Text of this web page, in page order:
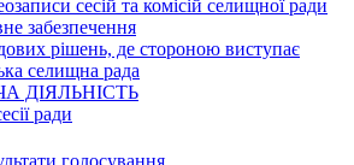
сесій та комісій селищної ради
забезпечення
рішень, де стороною виступає
селищна рада
ДІЯЛЬНІСТЬ
ради
голосування